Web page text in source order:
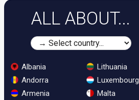
ALL ABOUT...
Albania
Andorra
Armenia
Lithuania
Luxembourg
Malta